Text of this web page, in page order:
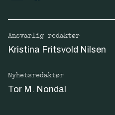
Ansvarlig redaktør
Kristina Fritsvold Nilsen
Nyhetsredaktør
Tor M. Nondal